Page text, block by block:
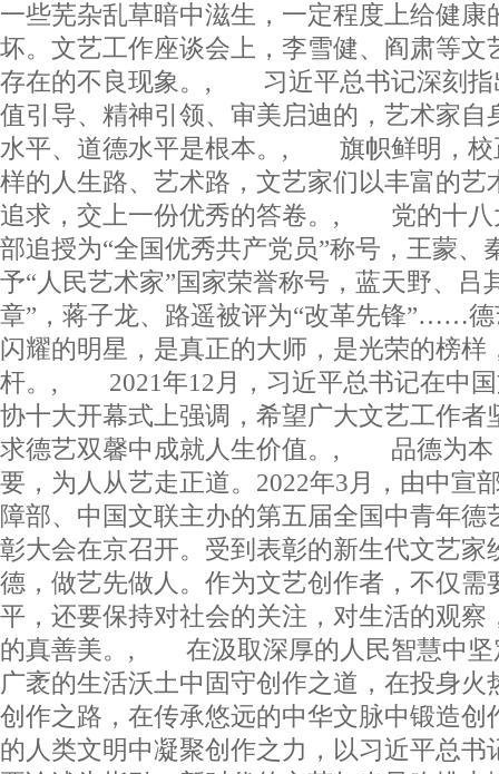
一些芜杂乱草暗中滋生，一定程度上给健康
坏。文艺工作座谈会上，李雪健、阎肃等文
存在的不良现象。, 习近平总书记深刻指
值引导、精神引领、审美启迪的，艺术家自
水平、道德水平是根本。, 旗帜鲜明，
样的人生路、艺术路，文艺家们以丰富的艺
追求，交上一份优秀的答卷。, 党的十八
部追授为“全国优秀共产党员”称号，王蒙、
予“人民艺术家”国家荣誉称号，蓝天野、吕
章”，蒋子龙、路遥被评为“改革先锋”……
闪耀的明星，是真正的大师，是光荣的榜样
杆。, 2021年12月，习近平总书记在中国
协十大开幕式上强调，希望广大文艺工作者
求德艺双馨中成就人生价值。, 品德为本
要，为人从艺走正道。2022年3月，由中宣
障部、中国文联主办的第五届全国中青年德
彰大会在京召开。受到表彰的新生代文艺家
德，做艺先做人。作为文艺创作者，不仅需
平，还要保持对社会的关注，对生活的观察
的真善美。, 在汲取深厚的人民智慧中坚
广袤的生活沃土中固守创作之道，在投身火
创作之路，在传承悠远的中华文脉中锻造创
的人类文明中凝聚创作之力，以习近平总书